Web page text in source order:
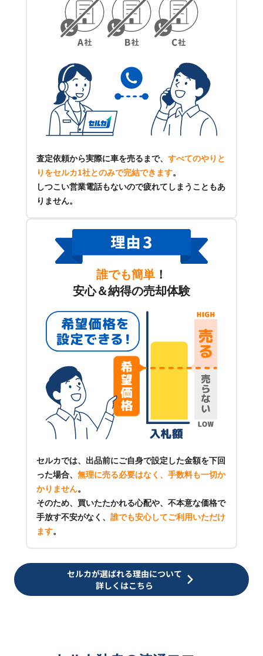
査定依頼から実際に車を売るまで、 すべてのやりと
りをセルカ1社とのみで完結できます。
しつこい営業電話もないので疲れてしまうこともあ
りません。
誰でも簡単 ！
安心＆納得の売却体験
セルカでは、出品前にご自身で設定した金額を下回
った場合、 無理に売る必要はなく、手数料も一切か
かりません。
そのため、買いたたかれる心配や、不本意な価格で
手放す不安がなく、 誰でも安心してご利用いただけ
ます。
セルカが選ばれる理由について
詳しくはこちら